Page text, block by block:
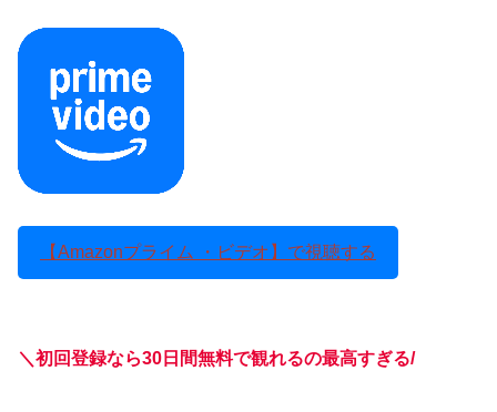
【Amazonプライム ・ビデオ】で視聴する
＼初回登録なら30日間無料で観れるの最高すぎる/